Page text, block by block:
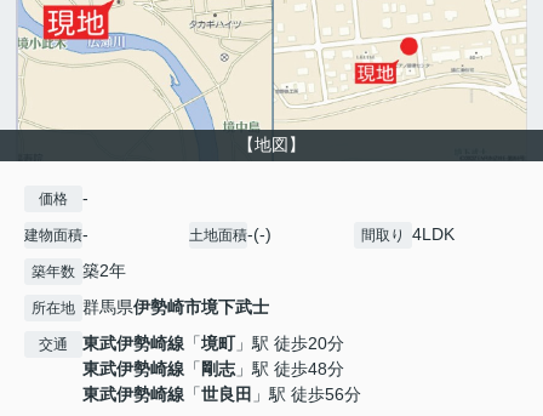
【地図】
価格 -
建物面積- 土地面積-(-) 間取り 4LDK
築年数 築2年
所在地 群馬県伊勢崎市境下武士
交通 東武伊勢崎線 「境町」駅 徒歩20分
東武伊勢崎線 「 剛志」駅 徒歩48分
東武伊勢崎線 「世良田 」駅 徒歩56分